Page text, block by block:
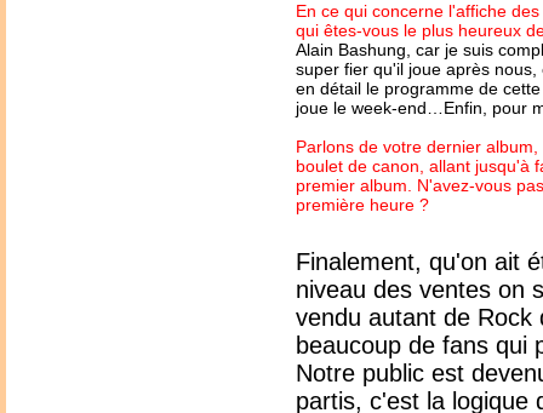
En ce qui concerne l'affiche
qui êtes-vous le plus heureux
Alain Bashung, car je suis
super fier qu'il joue après
en détail le programme de
joue le week-end…Enfin, pour
Parlons de votre dernier
boulet de canon, allant jusqu'à
premier album. N'avez-vous
première heure ?
Finalement, qu'on ait
niveau des ventes on
vendu autant de Rock
beaucoup de fans qui
Notre public est
partis, c'est la logique